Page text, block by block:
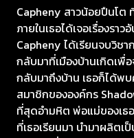
Capheny สาวน้อยปืนโต
ภายในเธอได้เจอเรื่องรา
Capheny ได้เรียนจบวิช
กลับมาที่เมืองบ้านเกิดเพื่
กลับมาถึงบ้าน เธอก็ได้พ
สมาชิกขององค์กร
ที่สุดอำมหิต พ่อแม่ของเธ
ที่เธอเรียนมา นำมาผลิตเ